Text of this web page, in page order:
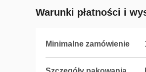
Warunki płatności i
Minimalne zamówienie